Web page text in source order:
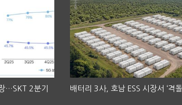
…SKT 2분기
배터리 3사, 호남 ESS 시장서 ‘격돌